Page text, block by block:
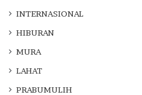
INTERNASIONAL
HIBURAN
MURA
LAHAT
PRABUMULIH